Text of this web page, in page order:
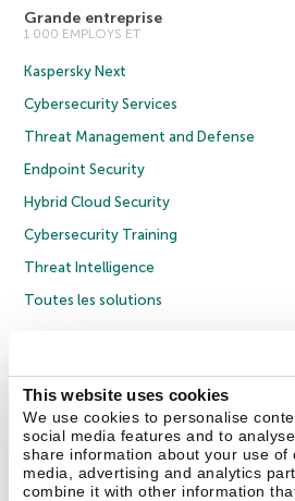
This website uses cookies
We use cookies to personalise
social media features and to
share information about your use of
media, advertising and analytics
combine it with other information
Grande entreprise
1 000 EMPLOYS ET
Kaspersky Next
Cybersecurity Services
Threat Management and Defense
Endpoint Security
Hybrid Cloud Security
Cybersecurity Training
Threat Intelligence
Toutes les solutions
Contrat de licence entreprises
Cookies
Nous contacter À propos Partenaires Blog